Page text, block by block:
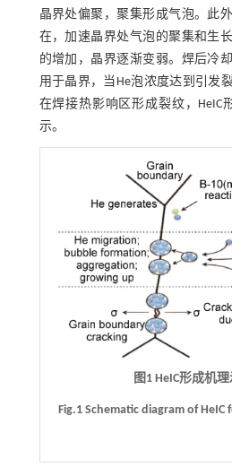
晶界处偏聚，聚集形成气泡。此
在，加速晶界处气泡的聚集和生
的增加，晶界逐渐变弱。焊后冷
用于晶界，当He泡浓度达到引发
在焊接热影响区形成裂纹，HeIC
示。
图1 HeIC形成机
Fig.1 Schematic diagram of